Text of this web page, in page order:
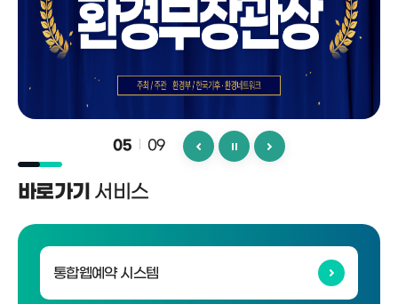
06 09
바로가기 서비스
통합웹예약 시스템